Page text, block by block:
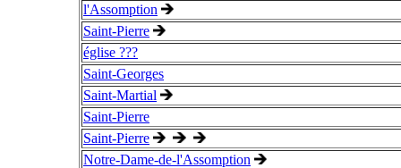
l'Assomption
Saint-Pierre
église ???
Saint-Georges
Saint-Martial
Saint-Pierre
Saint-Pierre
Notre-Dame-de-l'Assomption